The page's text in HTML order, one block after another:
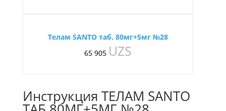
Телам SANTO таб. 80мг+5мг №28
65 905 UZS
Инструкция ТЕЛАМ SANTO